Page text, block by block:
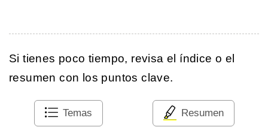
Si tienes poco tiempo, revisa el índice o el
resumen con los puntos clave.
Temas Resumen